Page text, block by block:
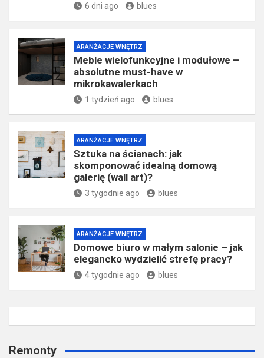
6 dni ago blues
ARANŻACJE WNĘTRZ
Meble wielofunkcyjne i modułowe –
absolutne must-have w
mikrokawalerkach
1 tydzień ago blues
ARANŻACJE WNĘTRZ
Sztuka na ścianach: jak
skomponować idealną domową
galerię (wall art)?
3 tygodnie ago blues
ARANŻACJE WNĘTRZ
Domowe biuro w małym salonie – jak
elegancko wydzielić strefę pracy?
4 tygodnie ago blues
Remonty